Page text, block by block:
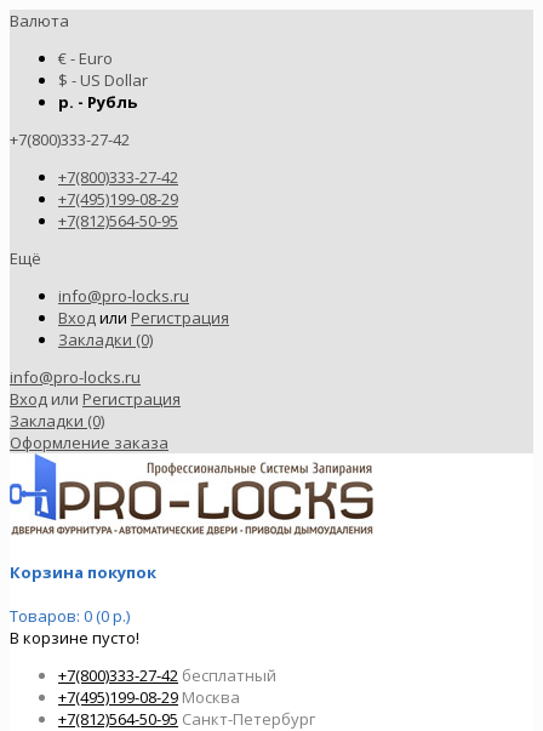
Валюта
€ - Euro
$ - US Dollar
р. - Рубль
+7(800)333-27-42
+7(800)333-27-42
+7(495)199-08-29
+7(812)564-50-95
Ещё
info@pro-locks.ru
Входили Регистрация
Закладки (0)
info@pro-locks.ru
Вход или Регистрация
Закладки (0)
Оформление заказа
Корзина покупок
Товаров: 0 (0 р.)
В корзине пусто!
+7(800)333-27-42 бесплатный
+7(495)199-08-29 Москва
+7(812)564-50-95 Санкт-Петербург